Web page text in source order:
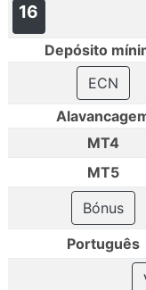
16
Depósito
ECN
MT4
MT5
Bónus
Português